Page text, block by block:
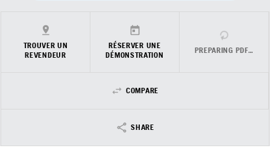
TROUVER UN
REVENDEUR
RÉSERVER UNE
DÉMONSTRATION
PREPARING PDF…
COMPARE
SHARE